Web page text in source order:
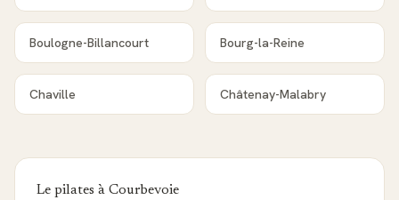
Boulogne-Billancourt Bourg-la-Reine
Chaville Châtenay-Malabry
Le pilates à Courbevoie